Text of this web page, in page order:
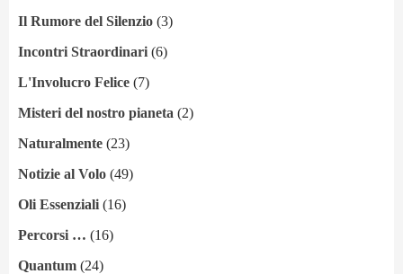
Il Rumore del Silenzio (3)
Incontri Straordinari (6)
L'Involucro Felice (7)
Misteri del nostro pianeta (2)
Naturalmente (23)
Notizie al Volo (49)
Oli Essenziali (16)
Percorsi … (16)
Quantum (24)